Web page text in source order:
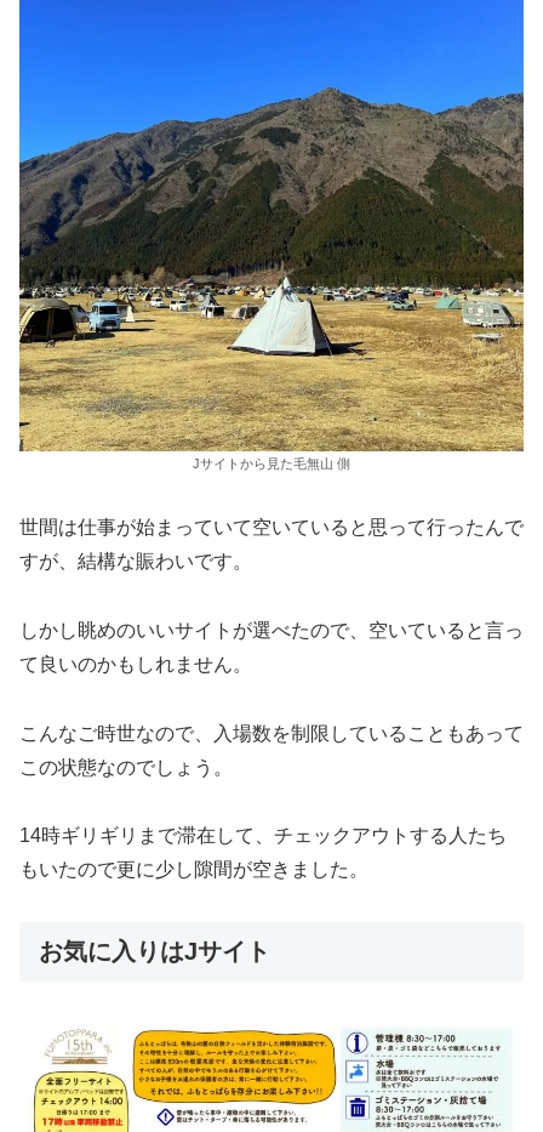
Jサイトから見た毛無山 側
世間は仕事が始まっていて空いていると思って行ったんで
すが、結構な賑わいです。
しかし眺めのいいサイトが選べたので、空いていると言っ
て良いのかもしれません。
こんなご時世なので、入場数を制限していることもあって
この状態なのでしょう。
14時ギリギリまで滞在して、チェックアウトする人たち
もいたので更に少し隙間が空きました。
お気に入りはJサイト